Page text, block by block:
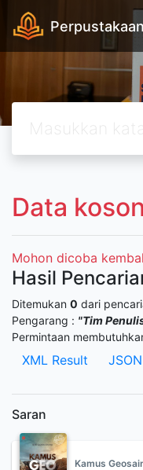
Data
Mohon dicoba
Hasil
Ditemukan 0 dari
Pengarang : "Tim
Permintaan
XML Result
Saran
Kamus